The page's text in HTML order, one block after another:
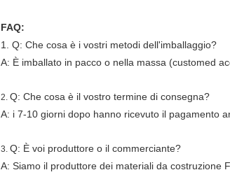
FAQ:
1. Q: Che cosa è i vostri metodi dell'imballaggio?
A: È imballato in pacco o nella massa (customed
2. Q: Che cosa è il vostro termine di consegna?
A: i 7-10 giorni dopo hanno ricevuto il pagamento
3. Q: È voi produttore o il commerciante?
A: Siamo il produttore dei materiali da costruzione